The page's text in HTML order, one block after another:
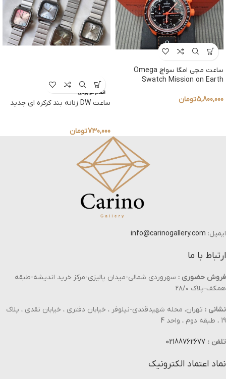
ساعت مچی امگا سواچ Omega
Swatch Mission on Earth
5,800,000تومان
اتمام موجودی
ساعت DW زنانه بند کرکره ای جدید
730,000تومان
ایمیل: info@carinogallery.com
ارتباط با ما
فروش حضوری : سهروردی شمالی-میدان پالیزی-مرکز خرید اندیشه-طبقه
همکف-پلاک ۲۸/۰
نشانی : تهران، محله شهیدقندی-نیلوفر ، خیابان دفتری ، خیابان نقدی ، پلاک
19 ، طبقه دوم ، واحد 4
تلفن : 02188762677
نماد اعتماد الکترونیک